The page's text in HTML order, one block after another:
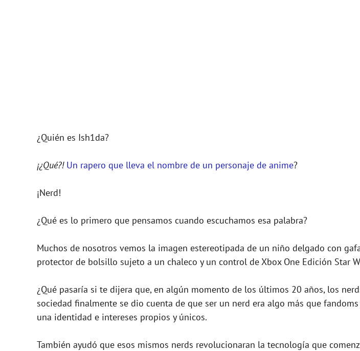
¿Quién es Ish1da?
¡¿Qué?! Un rapero que lleva el nombre de un personaje de anime?
¡Nerd!
¿Qué es lo primero que pensamos cuando escuchamos esa palabra?
Muchos de nosotros vemos la imagen estereotipada de un niño delgado con
protector de bolsillo sujeto a un chaleco y un control de Xbox One Edición Star
¿Qué pasaría si te dijera que, en algún momento de los últimos 20 años, los
sociedad finalmente se dio cuenta de que ser un nerd era algo más que
una identidad e intereses propios y únicos.
También ayudó que esos mismos nerds revolucionaran la tecnología que